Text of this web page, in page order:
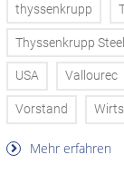
thyssenkrupp
Thyssenkrupp
USA Vallourec
Vorstand
Mehr erfahren